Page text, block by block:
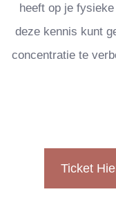
heeft op je
deze kennis kunt
concentratie te
Ticket